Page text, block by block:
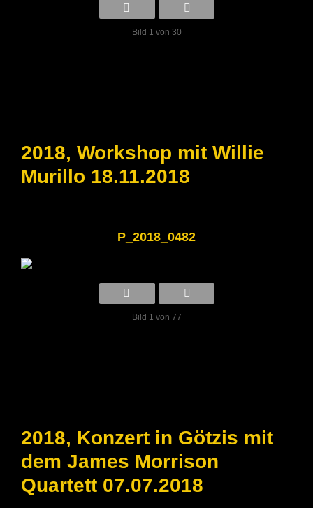
Bild 1 von 30
2018, Workshop mit Willie
Murillo 18.11.2018
P_2018_0482
Bild 1 von 77
2018, Konzert in Götzis mit
dem James Morrison
Quartett 07.07.2018